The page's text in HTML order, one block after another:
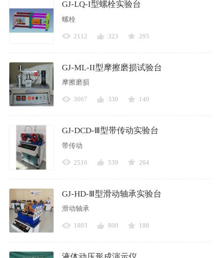
GJ-LQ-I型螺栓实验台
螺栓
2112 323 295
GJ-ML-II型摩擦磨损试验台
摩擦磨损
3067 330 140
GJ-DCD-Ⅲ型带传动实验台
带传动
2516 539 264
GJ-HD-Ⅲ型滑动轴承实验台
滑动轴承
1803 800 188